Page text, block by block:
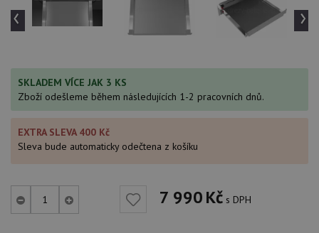
‹ ›
SKLADEM VÍCE JAK 3 KS
Zboží odešleme během následujících 1-2 pracovních dnů.
EXTRA SLEVA 400 Kč
Sleva bude automaticky odečtena z košíku
7 990Kč s DPH